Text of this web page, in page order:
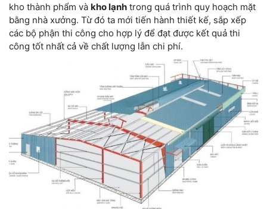
kho thành phẩm và kho lạnh trong quá trình quy hoạch mặt
bằng nhà xưởng. Từ đó ta mới tiến hành thiết kế, sắp xếp
các bộ phận thi công cho hợp lý để đạt được kết quả thi
công tốt nhất cả về chất lượng lẫn chi phí.